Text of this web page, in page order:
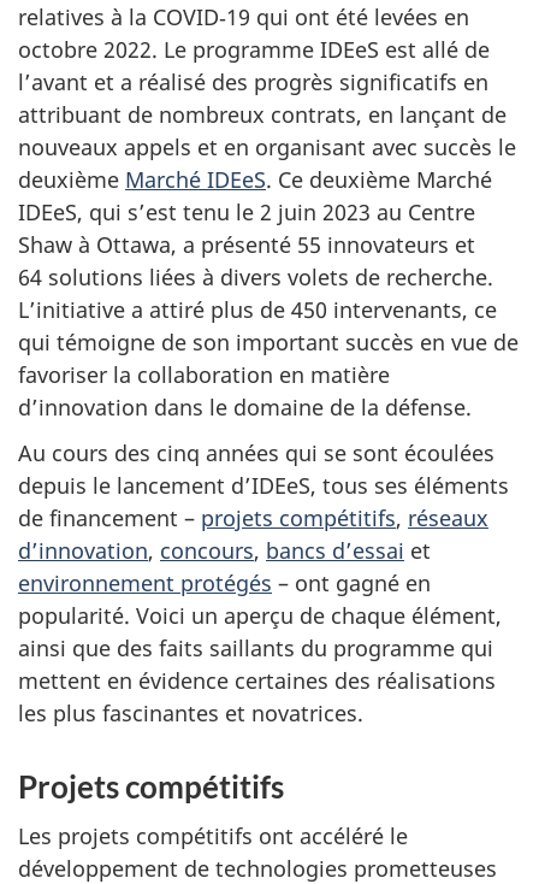
relatives à la COVID‑19 qui ont été levées en
octobre 2022. Le programme IDEeS est allé de
l’avant et a réalisé des progrès significatifs en
attribuant de nombreux contrats, en lançant de
nouveaux appels et en organisant avec succès le
deuxième Marché IDEeS. Ce deuxième Marché
IDEeS, qui s’est tenu le 2 juin 2023 au Centre
Shaw à Ottawa, a présenté 55 innovateurs et
64 solutions liées à divers volets de recherche.
L’initiative a attiré plus de 450 intervenants, ce
qui témoigne de son important succès en vue de
favoriser la collaboration en matière
d’innovation dans le domaine de la défense.
Au cours des cinq années qui se sont écoulées
depuis le lancement d’IDEeS, tous ses éléments
de financement – projets compétitifs, réseaux
d’innovation, concours, bancs d’essai et
environnement protégés – ont gagné en
popularité. Voici un aperçu de chaque élément,
ainsi que des faits saillants du programme qui
mettent en évidence certaines des réalisations
les plus fascinantes et novatrices.
Projets compétitifs
Les projets compétitifs ont accéléré le
développement de technologies prometteuses